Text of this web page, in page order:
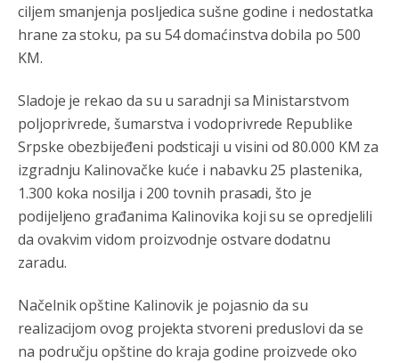
ciljem smanjenja posljedica sušne godine i nedostatka
hrane za stoku, pa su 54 domaćinstva dobila po 500
KM.
Sladoje je rekao da su u saradnji sa Ministarstvom
poljoprivrede, šumarstva i vodoprivrede Republike
Srpske obezbijeđeni podsticaji u visini od 80.000 KM za
izgradnju Kalinovačke kuće i nabavku 25 plastenika,
1.300 koka nosilja i 200 tovnih prasadi, što je
podijeljeno građanima Kalinovika koji su se opredjelili
da ovakvim vidom proizvodnje ostvare dodatnu
zaradu.
Načelnik opštine Kalinovik je pojasnio da su
realizacijom ovog projekta stvoreni preduslovi da se
na području opštine do kraja godine proizvede oko